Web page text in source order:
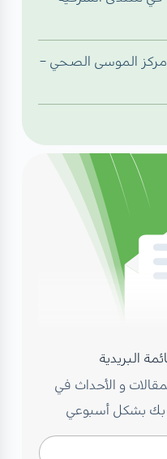
مركز الموسى الصحي –
البريدية
و الأحداث في
بك بشكل أسبوعي